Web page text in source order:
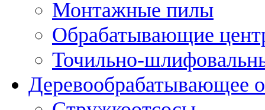
Монтажные пилы
Обрабатывающие
Точильно-
Деревообрабатывающее